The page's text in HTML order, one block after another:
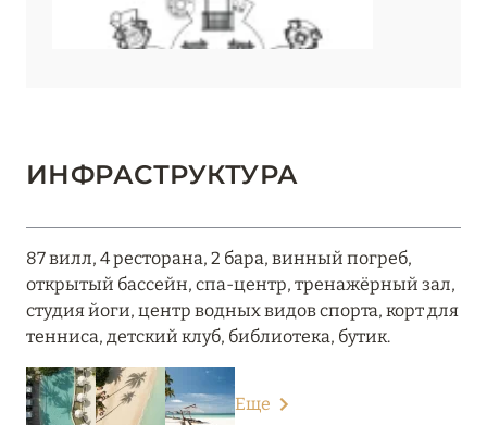
ИНФРАСТРУКТУРА
87 вилл, 4 ресторана, 2 бара, винный погреб,
открытый бассейн, спа-центр, тренажёрный зал,
студия йоги, центр водных видов спорта, корт для
тенниса, детский клуб, библиотека, бутик.
Еще